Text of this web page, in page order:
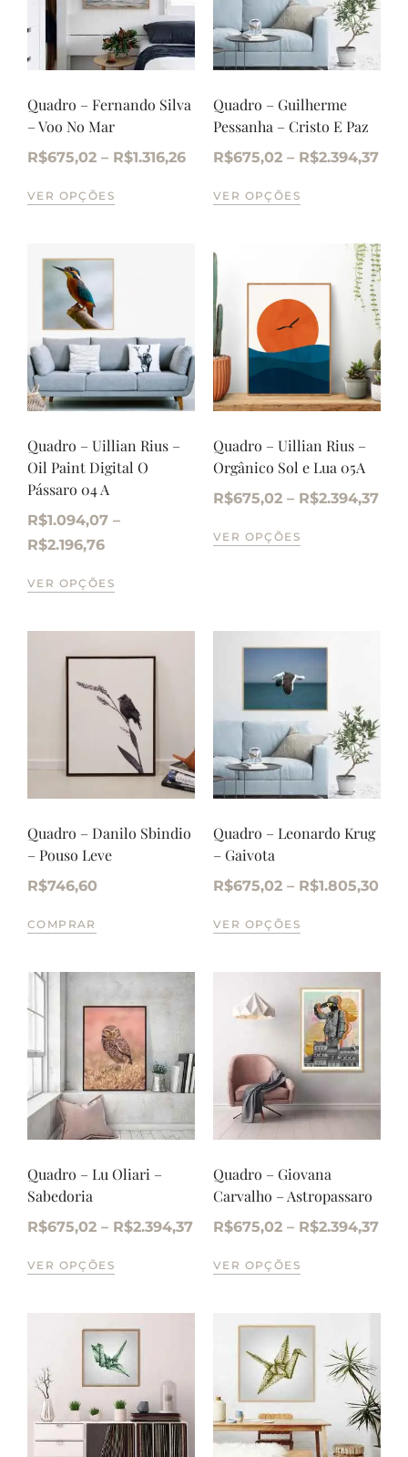
Quadro – Fernando Silva
– Voo No Mar
R$675,02 – R$1.316,26
VER OPÇÕES
Quadro – Guilherme
Pessanha – Cristo E Paz
R$675,02 – R$2.394,37
VER OPÇÕES
Quadro – Uillian Rius –
Oil Paint Digital O
Pássaro 04 A
R$1.094,07 –
R$2.196,76
VER OPÇÕES
Quadro – Uillian Rius –
Orgânico Sol e Lua 05A
R$675,02 – R$2.394,37
VER OPÇÕES
Quadro – Danilo Sbindio
– Pouso Leve
R$746,60
COMPRAR
Quadro – Leonardo Krug
– Gaivota
R$675,02 – R$1.805,30
VER OPÇÕES
Quadro – Lu Oliari –
Sabedoria
R$675,02 – R$2.394,37
VER OPÇÕES
Quadro – Giovana
Carvalho – Astropassaro
R$675,02 – R$2.394,37
VER OPÇÕES